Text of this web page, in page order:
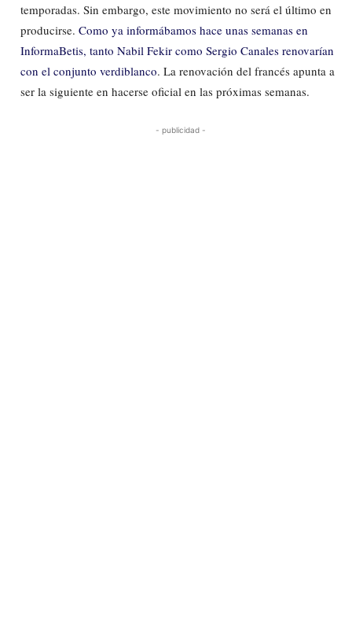
temporadas. Sin embargo, este movimiento no será el último en
producirse. Como ya informábamos hace unas semanas en
InformaBetis, tanto Nabil Fekir como Sergio Canales renovarían
con el conjunto verdiblanco. La renovación del francés apunta a
ser la siguiente en hacerse oficial en las próximas semanas.
- publicidad -